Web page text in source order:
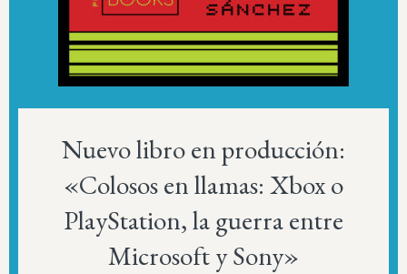
Nuevo libro en producción:
«Colosos en llamas: Xbox o
PlayStation, la guerra entre
Microsoft y Sony»